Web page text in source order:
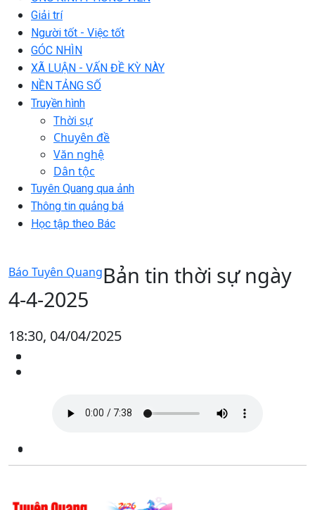
Giải trí
Người tốt - Việc tốt
GÓC NHÌN
XÃ LUẬN - VẤN ĐỀ KỲ NÀY
NỀN TẢNG SỐ
Truyền hình
Thời sự
Chuyên đề
Văn nghệ
Dân tộc
Tuyên Quang qua ảnh
Thông tin quảng bá
Học tập theo Bác
Báo Tuyên QuangBản tin thời sự ngày
4-4-2025
18:30, 04/04/2025